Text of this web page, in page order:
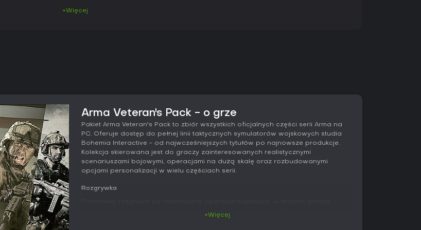
+Więcej
Arma Veteran's Pack - o grze
Pakiet Arma Veteran's Pack to zbiór wszystkich oficjalnych części serii Arma na
PC. Oferuje dostęp do pełnej linii taktycznych symulatorów wojskowych studia
Bohemia Interactive - od najwcześniejszych tytułów po najnowsze produkcje.
Kolekcja skierowana jest do graczy zainteresowanych realistycznymi
scenariuszami bojowymi, operacjami na dużą skalę oraz rozbudowanymi
opcjami personalizacji w wielu częściach serii.
Rozgrywka
rozległych mapach. Mechaniki kładą nacisk na wierne odwzorowanie balistyki,
+Więcej